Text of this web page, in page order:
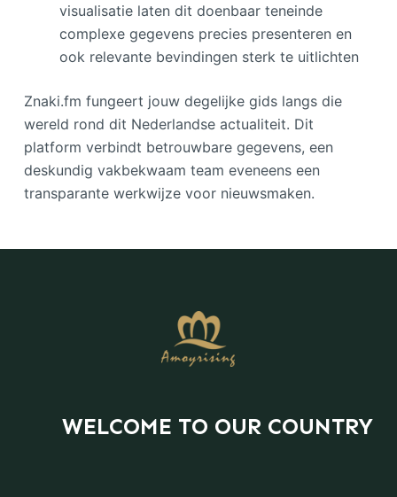
visualisatie laten dit doenbaar teneinde
complexe gegevens precies presenteren en
ook relevante bevindingen sterk te uitlichten
Znaki.fm fungeert jouw degelijke gids langs die
wereld rond dit Nederlandse actualiteit. Dit
platform verbindt betrouwbare gegevens, een
deskundig vakbekwaam team eveneens een
transparante werkwijze voor nieuwsmaken.
WELCOME TO OUR COUNTRY